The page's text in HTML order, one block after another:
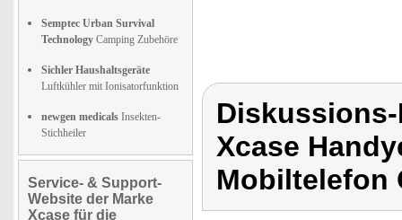
Semptec Urban Survival
Technology Camping Zubehöre
Sichler Haushaltsgeräte
Luftkühler mit Ionisatorfunktion
newgen medicals Insekten-
Stichheiler
Service- & Support-
Website der Marke
Xcase für die
Xcase
Mobiltelefon